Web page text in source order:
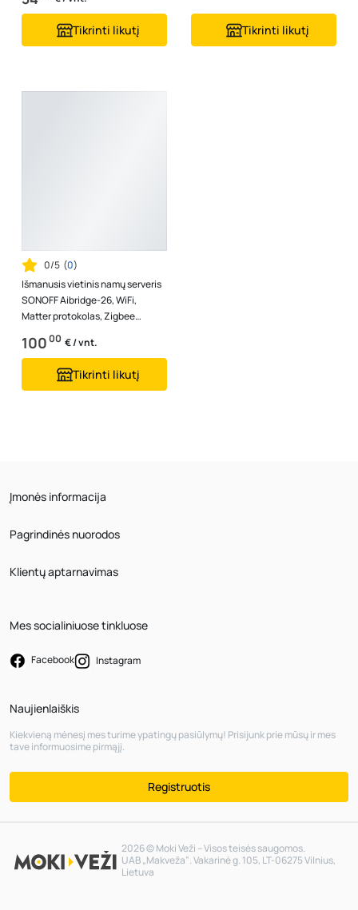
Tikrinti likutį Tikrinti likutį
0/5 (0)
Išmanusis vietinis namų serveris
SONOFF Aibridge-26, WiFi,
Matter protokolas, Zigbee
protokolas, 5V 2A , TF atminties
ko...
10000 € / vnt.
Tikrinti likutį
Įmonės informacija
Pagrindinės nuorodos
Klientų aptarnavimas
Mes socialiniuose tinkluose
Facebook Instagram
Naujienlaiškis
Kiekvieną mėnesį mes turime ypatingų pasiūlymų! Prisijunk prie mūsų ir mes
tave informuosime pirmąjį.
Registruotis
2026 © Moki Veži – Visos teisės saugomos.
UAB „Makveža“. Vakarinė g. 105, LT-06275 Vilnius,
Lietuva